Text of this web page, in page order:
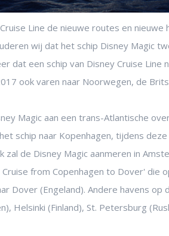
Line de nieuwe routes en nieuwe
wij dat het schip Disney Magic
dat een schip van Disney Cruise Line
ook varen naar Noorwegen, de
Magic aan een trans-Atlantische
schip naar Kopenhagen, tijdens
zal de Disney Magic aanmeren in
from Copenhagen to Dover' die
Dover (Engeland). Andere havens op
Helsinki (Finland), St. Petersburg